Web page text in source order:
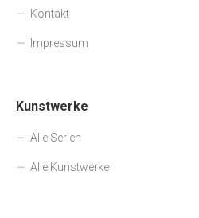
Kontakt
Impressum
Kunstwerke
Alle Serien
Alle Kunstwerke